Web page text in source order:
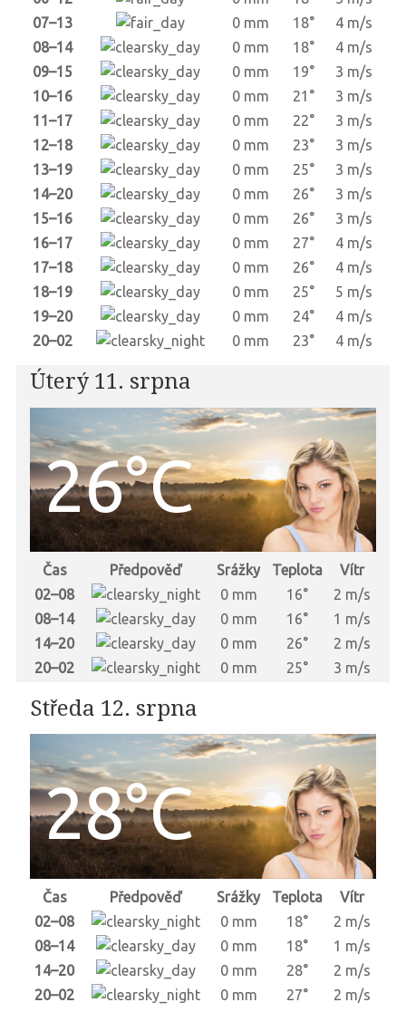
07–13
0 mm 18°
4 m/s
08–14
0 mm 18°
4 m/s
09–15
0 mm 19°
3 m/s
10–16
0 mm 21°
3 m/s
11–17
0 mm 22°
3 m/s
12–18
0 mm 23°
3 m/s
13–19
0 mm 25°
3 m/s
14–20
0 mm 26°
3 m/s
15–16
0 mm 26°
3 m/s
16–17
0 mm 27°
4 m/s
17–18
0 mm 26°
4 m/s
18–19
0 mm 25°
5 m/s
19–20
0 mm 24°
4 m/s
20–02
0 mm 23° 4 m/s
Úterý 11. srpna
26°C
Čas Předpověď Srážky Teplota
Vítr
02–08
0 mm 16°
2 m/s
08–14
0 mm 16°
1 m/s
14–20
0 mm 26°
2 m/s
20–02
0 mm 25° 3 m/s
Středa 12. srpna
28°C
Čas Předpověď Srážky Teplota
Vítr
02–08
0 mm 18°
2 m/s
08–14
0 mm 18°
1 m/s
14–20
0 mm 28°
2 m/s
20–02
0 mm 27° 2 m/s